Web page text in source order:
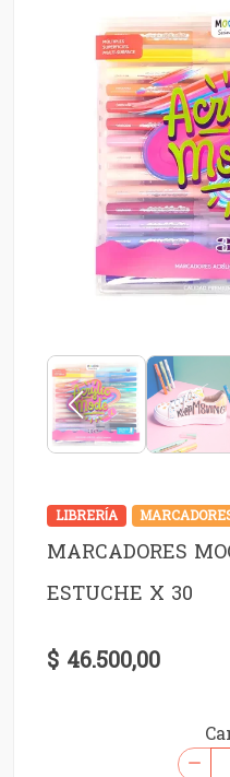
LIBRERÍA
MARCADORES
ESTUCHE X 30
$ 46.500,00